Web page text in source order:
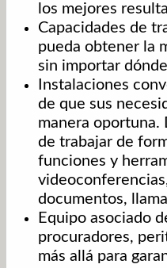
los mejores
Capacidades de
pueda obtener la
sin importar
Instalaciones
de que sus
manera oportuna.
de trabajar de
funciones y
documentos,
Equipo asociado
procuradores,
más allá para